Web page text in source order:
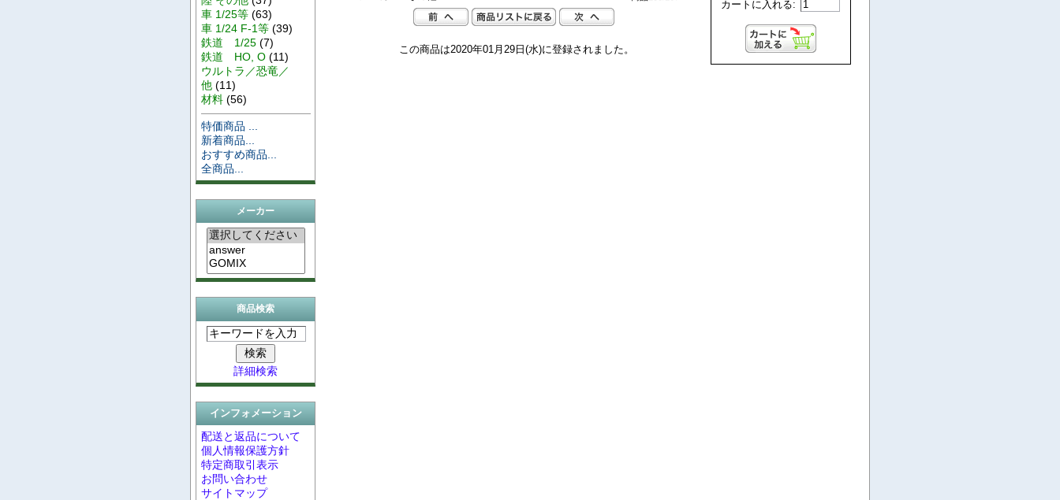
車 1/25等(63)
車 1/24 F-1等(39)
鉄道 1/25(7)
鉄道 HO, O(11)
ウルトラ／恐竜／
他(11)
材料(56)
特価商品 ...
新着商品...
おすすめ商品...
全商品...
メーカー
商品検索
詳細検索
インフォメーション
配送と返品について
個人情報保護方針
特定商取引表示
お問い合わせ
サイトマップ
カートに入れる:
この商品は2020年01月29日(水)に登録されました。